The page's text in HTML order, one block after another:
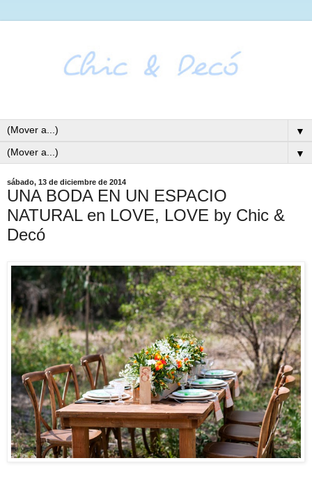
▼
▼
sábado, 13 de diciembre de 2014
UNA BODA EN UN ESPACIO
NATURAL en LOVE, LOVE by Chic &
Decó